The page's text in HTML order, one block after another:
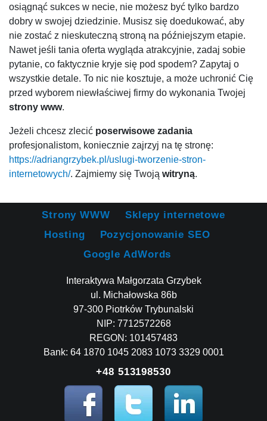
osiągnąć sukces w necie, nie możesz być tylko bardzo
dobry w swojej dziedzinie. Musisz się doedukować, aby
nie zostać z nieskuteczną stroną na późniejszym etapie.
Nawet jeśli tania oferta wygląda atrakcyjnie, zadaj sobie
pytanie, co faktycznie kryje się pod spodem? Zapytaj o
wszystkie detale. To nic nie kosztuje, a może uchronić Cię
przed wyborem niewłaściwej firmy do wykonania Twojej
strony www.
Jeżeli chcesz zlecić poserwisowe zadania
profesjonalistom, koniecznie zajrzyj na tę stronę:
https://adriangrzybek.pl/uslugi-tworzenie-stron-
internetowych/. Zajmiemy się Twoją witryną.
Strony WWW
Sklepy internetowe
Hosting
Pozycjonowanie SEO
Google AdWords
Interaktywa Małgorzata Grzybek
ul. Michałowska 86b
97-300 Piotrków Trybunalski
NIP: 7712572268
REGON: 101457483
Bank: 64 1870 1045 2083 1073 3329 0001
+48 513198530